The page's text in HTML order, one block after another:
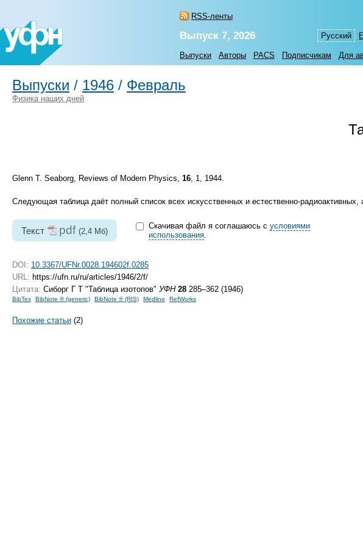
RSS-ленты
Русский
Выпуск 7, 2026
Выпуски Авторы PACS Подписчикам Для
Выпуски / 1946 / Февраль
Физика наших дней
Glenn Т. Seaborg, Reviews of Modern Physics, 16, 1, 1944.
Следующая таблица даёт полный список всех искусственных и естественно-
Текст pdf (2,4 Мб)
Скачивая файл я соглашаюсь с условиями
использования.
DOI: 10.3367/UFNr.0028.194602f.0285
URL: https://ufn.ru/ru/articles/1946/2/f/
Цитата: Сиборг Г Т "Таблица изотопов" УФН 28 285–362 (1946)
BibTex BibNote ® (generic) BibNote ® (RIS) Medline RefWorks
Похожие статьи (2)